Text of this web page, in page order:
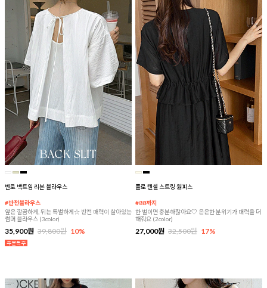
벤로 백트임 리본 블라우스
#반전블라우스
앞은 깔끔하게, 뒤는 특별하게☆ 반전 매력이 살아있는
썸머 블라우스 (3color)
35,900원 39,800원 10%
플로 텐셀 스트링 원피스
#88까지
한 벌이면 충분하잖아요♡ 은은한 분위기가 매력을 더
해줘요 (2color)
27,000원 32,500원 17%